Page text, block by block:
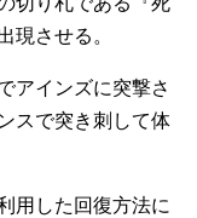
現させる。
アインズに突撃さ
スで突き刺して体
用した回復方法に